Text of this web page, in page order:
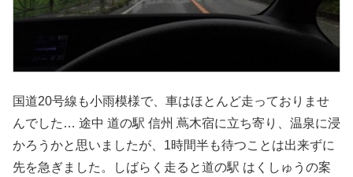
国道20号線も小雨模様で、車はほとんど走っておりませ
んでした… 途中 道の駅 信州 蔦木宿に立ち寄り、温泉に浸
かろうかと思いましたが、1時間半も待つことは出来ずに
先を急ぎました。しばらく走ると道の駅 はくしゅうの案